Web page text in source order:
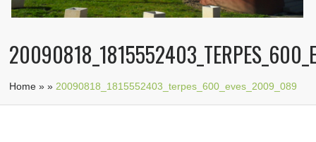
Home »» 20090818_1815552403_terpes_600_eves_2009_089